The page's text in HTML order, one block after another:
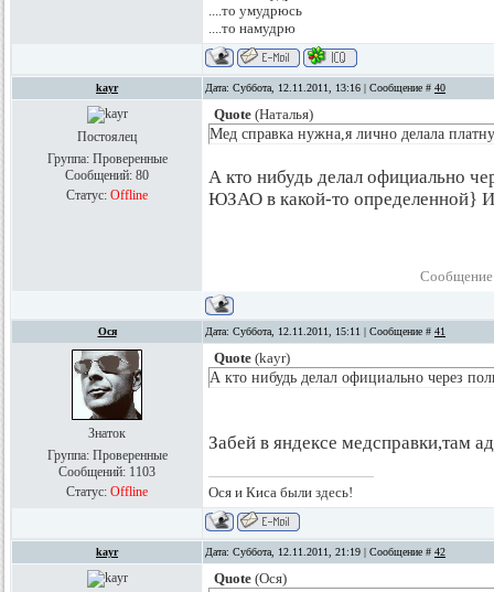
....то умудрюсь
....то намудрю
kayr Дата: Суббота, 12.11.2011, 13:16 | Сообщение # 40
Постоялец
Группа: Проверенные
Сообщений: 80
Статус: Offline
Quote (Наталья)
Мед справка нужна,я лично делала
А кто нибудь делал официально
ЮЗАО в какой-то определенной} И
Сообщение
Ося Дата: Суббота, 12.11.2011, 15:11 | Сообщение # 41
Знаток
Группа: Проверенные
Сообщений: 1103
Статус: Offline
Quote (kayr)
А кто нибудь делал официально через
Забей в яндексе медсправки,там
Ося и Киса были здесь!
kayr Дата: Суббота, 12.11.2011, 21:19 | Сообщение # 42
Quote (Ося)